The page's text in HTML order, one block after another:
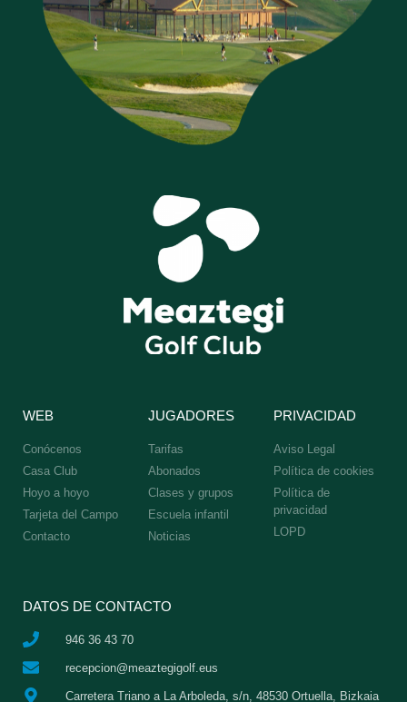
WEB
Conócenos
Casa Club
Hoyo a hoyo
Tarjeta del Campo
Contacto
JUGADORES
Tarifas
Abonados
Clases y grupos
Escuela infantil
Noticias
PRIVACIDAD
Aviso Legal
Política de cookies
Política de
privacidad
LOPD
DATOS DE CONTACTO
946 36 43 70
recepcion@meaztegigolf.eus
Carretera Triano a La Arboleda, s/n, 48530 Ortuella, Bizkaia